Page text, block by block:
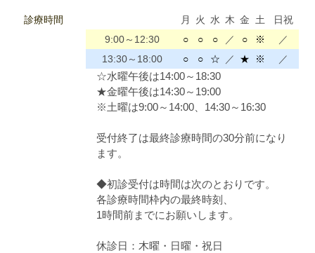
診療時間 月 火 水 木 金 土
日祝
9:00～12:30
○ ○ ○ ／ ○ ※
／
13:30～18:00
○ ○ ☆ ／ ★ ※ ／
☆水曜午後は14:00～18:30
★金曜午後は14:30～19:00
※土曜は9:00～14:00、14:30～16:30
受付終了は最終診療時間の30分前になり
ます。
◆初診受付は時間は次のとおりです。
各診療時間枠内の最終時刻、
1時間前までにお願いします。
休診日：木曜・日曜・祝日